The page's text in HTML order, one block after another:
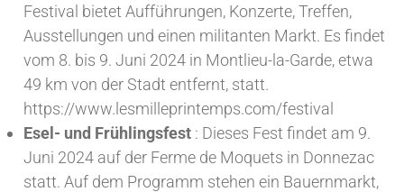
Festival bietet Aufführungen, Konzerte, Treffen,
Ausstellungen und einen militanten Markt. Es findet
vom 8. bis 9. Juni 2024 in Montlieu-la-Garde, etwa
49 km von der Stadt entfernt, statt.
https://www.lesmilleprintemps.com/festival
Esel- und Frühlingsfest : Dieses Fest findet am 9.
Juni 2024 auf der Ferme de Moquets in Donnezac
statt. Auf dem Programm stehen ein Bauernmarkt,